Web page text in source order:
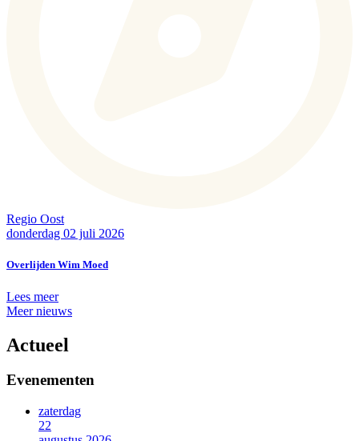
Regio Oost
donderdag 02 juli 2026
Overlijden Wim Moed
Lees meer
Meer nieuws
Actueel
Evenementen
zaterdag
22